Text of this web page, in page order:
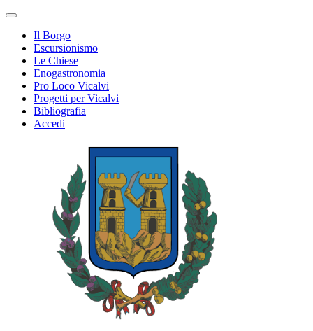
Il Borgo
Escursionismo
Le Chiese
Enogastronomia
Pro Loco Vicalvi
Progetti per Vicalvi
Bibliografia
Accedi